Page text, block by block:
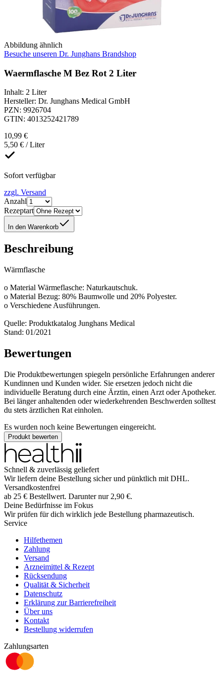
Abbildung ähnlich
Besuche unseren Dr. Junghans Brandshop
Waermflasche M Bez Rot 2 Liter
Inhalt: 2 Liter
Hersteller: Dr. Junghans Medical GmbH
PZN: 9926704
GTIN: 4013252421789
10,99 €
5,50 € / Liter
Sofort verfügbar
zzgl. Versand
Anzahl
Rezeptart
In den Warenkorb
Beschreibung
Wärmflasche
o Material Wärmeflasche: Naturkautschuk.
o Material Bezug: 80% Baumwolle und 20% Polyester.
o Verschiedene Ausführungen.
Quelle: Produktkatalog Junghans Medical
Stand: 01/2021
Bewertungen
Die Produktbewertungen spiegeln persönliche Erfahrungen anderer
Kundinnen und Kunden wider. Sie ersetzen jedoch nicht die
individuelle Beratung durch eine Ärztin, einen Arzt oder Apotheker.
Bei länger anhaltenden oder wiederkehrenden Beschwerden solltest
du stets ärztlichen Rat einholen.
Es wurden noch keine Bewertungen eingereicht.
Produkt bewerten
Schnell & zuverlässig geliefert
Wir liefern deine Bestellung sicher und pünktlich mit DHL.
Versandkostenfrei
ab 25 € Bestellwert. Darunter nur 2,90 €.
Deine Bedürfnisse im Fokus
Wir prüfen für dich wirklich jede Bestellung pharmazeutisch.
Service
Hilfethemen
Zahlung
Versand
Arzneimittel & Rezept
Rücksendung
Qualität & Sicherheit
Datenschutz
Erklärung zur Barrierefreiheit
Über uns
Kontakt
Bestellung widerrufen
Zahlungsarten